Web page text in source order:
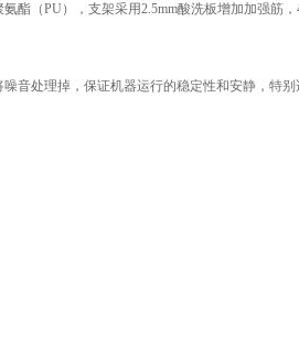
酯（PU），支架采用2.5mm酸洗板增加加强筋
音处理掉，保证机器运行的稳定性和安静，特